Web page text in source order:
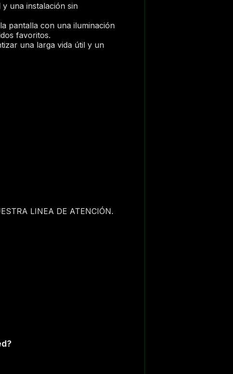
una instalación sin
pantalla con una iluminación
favoritos.
una larga vida útil y un
LINEA DE ATENCIÓN.